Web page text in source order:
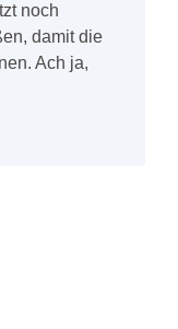
noch
damit die
Ach ja,